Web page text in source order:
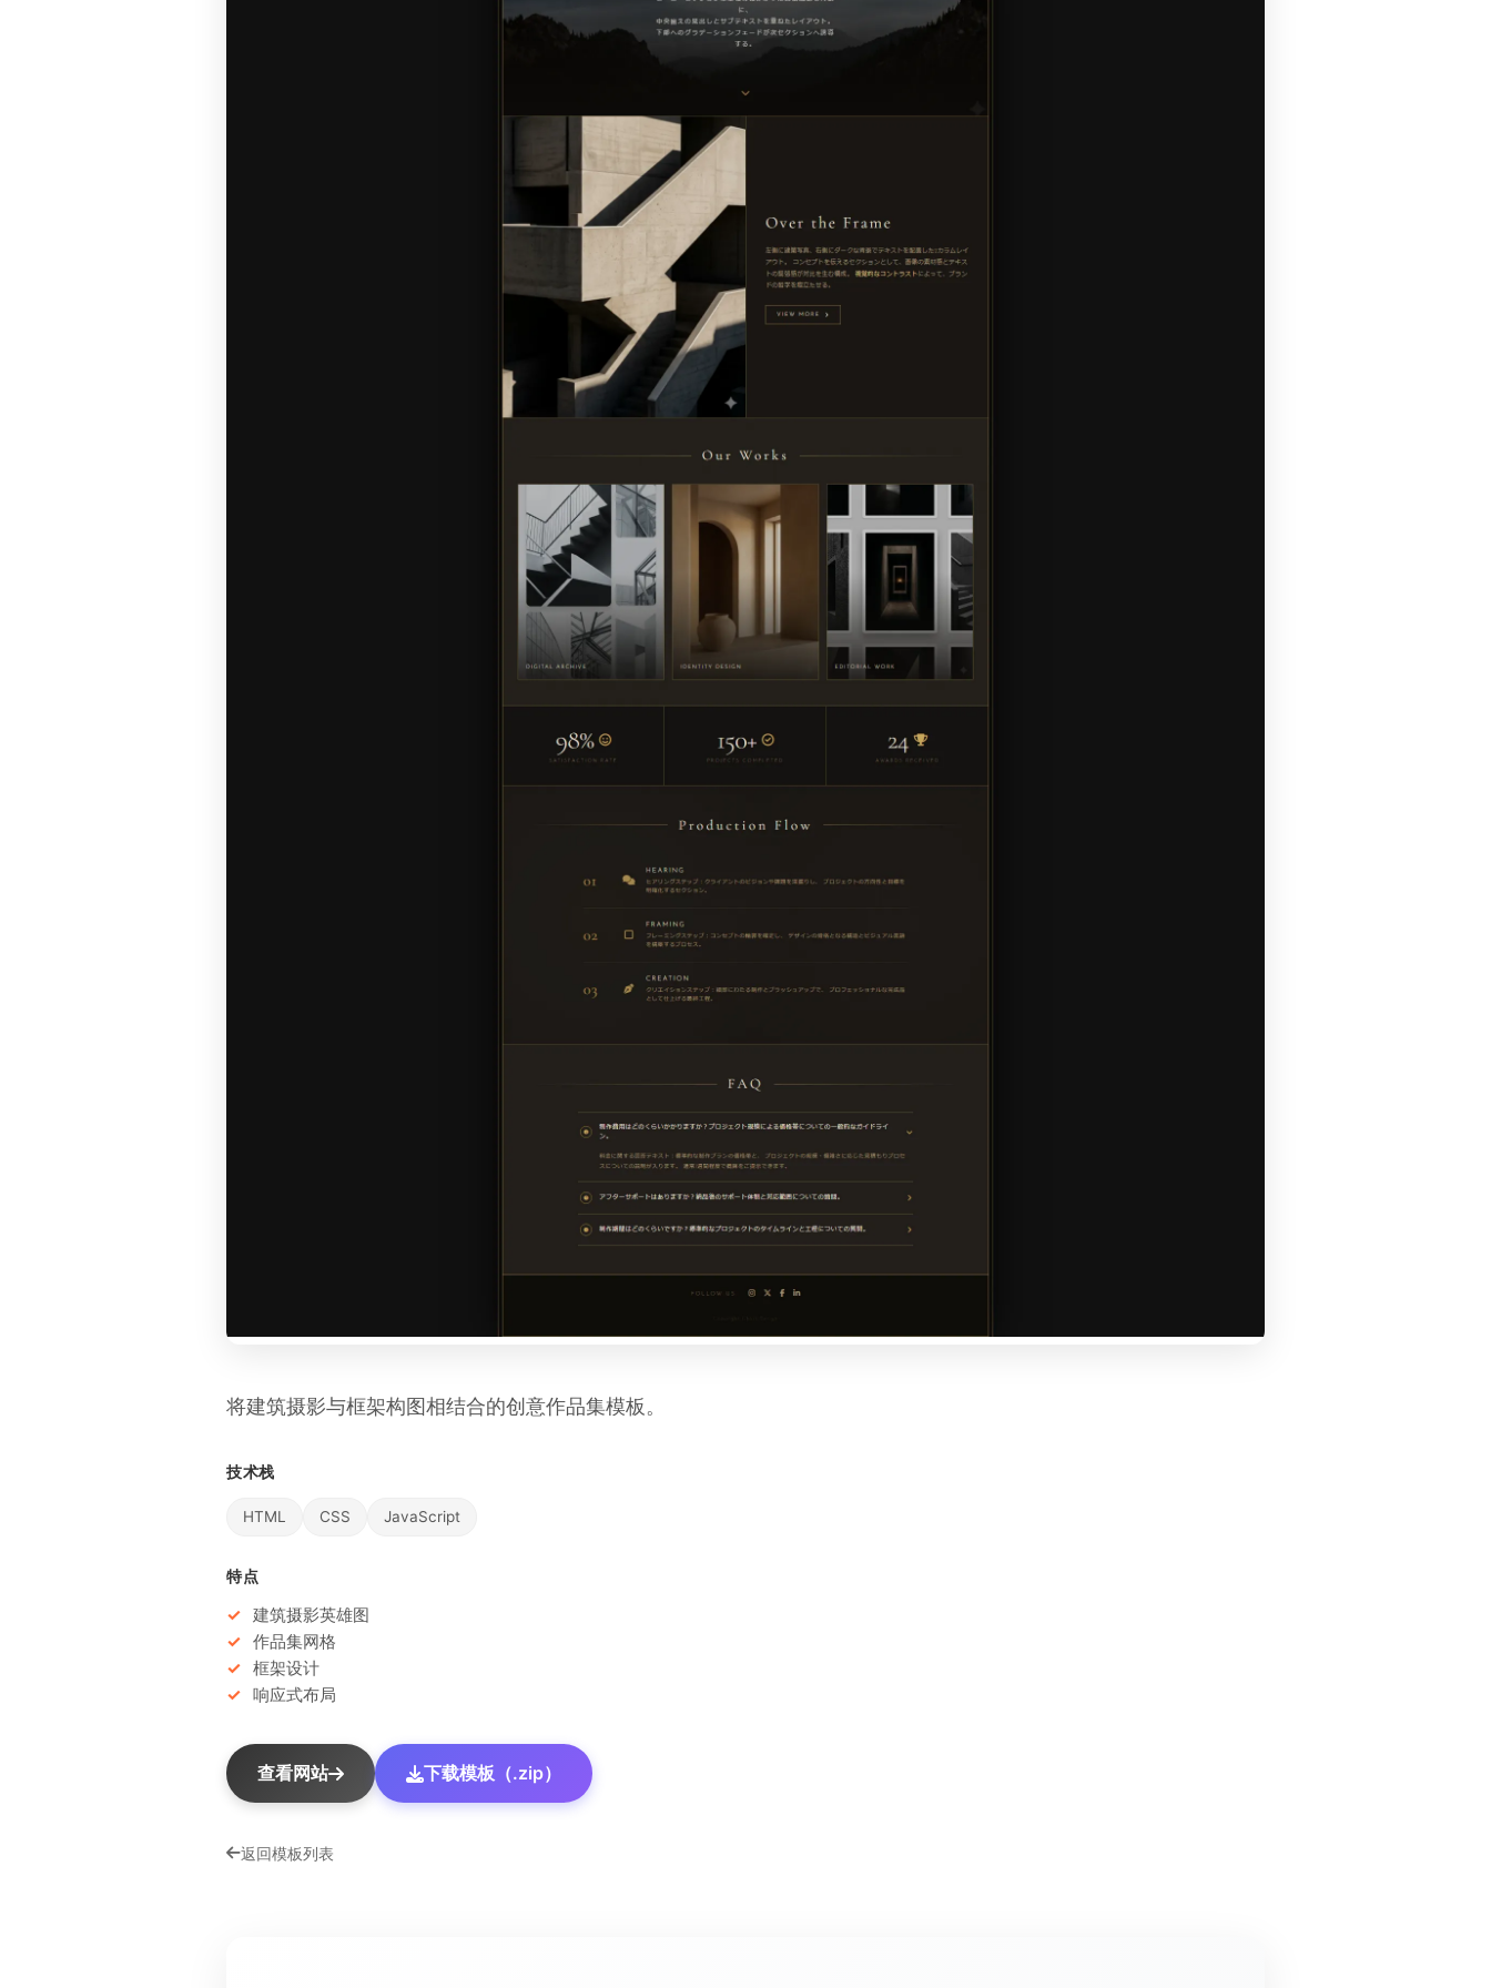
将建筑摄影与框架构图相结合的创意作品集模板。
技术栈
HTML CSS JavaScript
特点
建筑摄影英雄图
作品集网格
框架设计
响应式布局
查看网站 下载模板（.zip）
返回模板列表